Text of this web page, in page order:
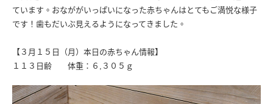
ています。おなががいっぱいになった赤ちゃんはとてもご満悦な様子
です！歯もだいぶ見えるようになってきました。
【３月１５日（月）本日の赤ちゃん情報】
１１３日齢 体重：６,３０５ｇ